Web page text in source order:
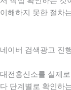
이해하지 못한 절차
네이버 검색광고 진
대전흥신소를 실제
다 단계별로 확인하